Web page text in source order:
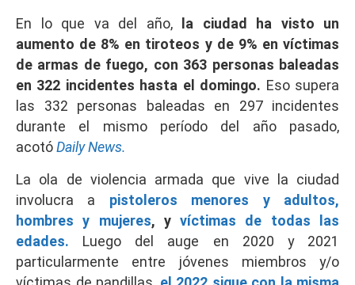
En lo que va del año, la ciudad ha visto un
aumento de 8% en tiroteos y de 9% en víctimas
de armas de fuego, con 363 personas baleadas
en 322 incidentes hasta el domingo. Eso supera
las 332 personas baleadas en 297 incidentes
durante el mismo período del año pasado,
acotóDaily News.
La ola de violencia armada que vive la ciudad
involucra a pistoleros menores y adultos,
hombres y mujeres, yvíctimas de todas las
edades. Luego del auge en 2020 y 2021
particularmente entre jóvenes miembros y/o